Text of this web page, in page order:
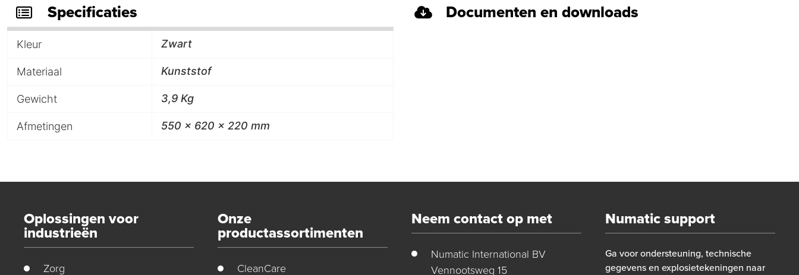
Specificaties
Kleur Zwart
Materiaal Kunststof
Gewicht 3,9 Kg
Afmetingen 550 x 620 x 220 mm
Documenten en downloads
Oplossingen voor
industrieën
Zorg
Onze
productassortimenten
CleanCare
Neem contact op met
Numatic International BV
Vennootsweg 15
Numatic support
Ga voor ondersteuning, technische
gegevens en explosietekeningen naar